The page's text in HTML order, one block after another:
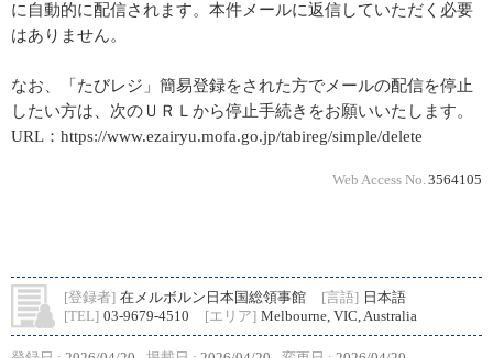
に自動的に配信されます。本件メールに返信していただく必要
はありません。
なお、「たびレジ」簡易登録をされた方でメールの配信を停止
したい方は、次のＵＲＬから停止手続きをお願いいたします。
URL：https://www.ezairyu.mofa.go.jp/tabireg/simple/delete
Web Access No. 3564105
[登録者] 在メルボルン日本国総領事館 [言語] 日本語
[TEL] 03-9679-4510 [エリア] Melbourne, VIC, Australia